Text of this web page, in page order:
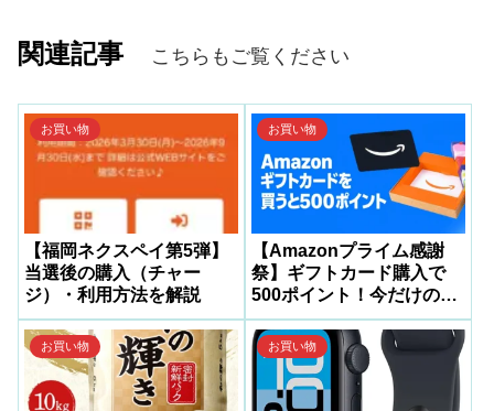
関連記事 こちらもご覧ください
お買い物
【福岡ネクスペイ第5弾】
当選後の購入（チャー
ジ）・利用方法を解説
お買い物
【Amazonプライム感謝
祭】ギフトカード購入で
500ポイント！今だけの超
お得キャンペーン
お買い物 お買い物